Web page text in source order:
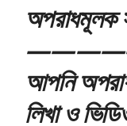
অপরাধমূলক
আপনি
লিখা ও